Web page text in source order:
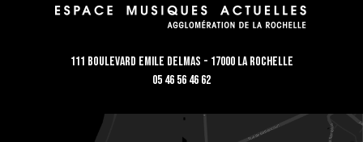
111 Boulevard Emile Delmas - 17000 La Rochelle
05 46 56 46 62